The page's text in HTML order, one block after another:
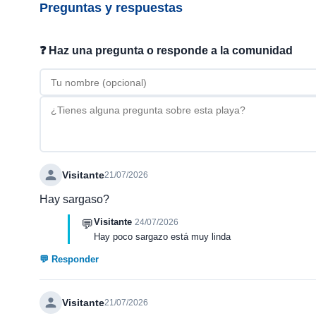
Preguntas y respuestas
❓ Haz una pregunta o responde a la comunidad
Visitante21/07/2026
Hay sargaso?
💬Visitante 24/07/2026
Hay poco sargazo está muy linda
💬 Responder
Visitante21/07/2026